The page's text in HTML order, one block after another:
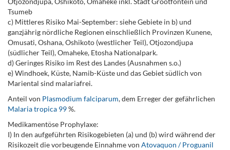
Tsumeb
c) Mittleres Risiko Mai-September: siehe Gebiete in b) und
ganzjährig nördliche Regionen einschließlich Provinzen Kunene,
Omusati, Oshana, Oshikoto (westlicher Teil), Otjozondjupa
(südlicher Teil), Omaheke, Etosha Nationalpark.
d) Geringes Risiko im Rest des Landes (Ausnahmen s.o.)
e) Windhoek, Küste, Namib-Küste und das Gebiet südlich von
Mariental sind malariafrei.
Anteil von Plasmodium falciparum, dem Erreger der gefährlichen
Malaria tropica 99%.
Medikamentöse Prophylaxe:
I) In den aufgeführten Risikogebieten (a) und (b) wird während der
Risikozeit die vorbeugende Einnahme von Atovaquon / Proguanil